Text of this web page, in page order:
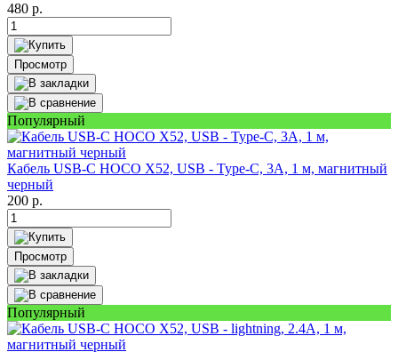
480 р.
Просмотр
Популярный
Кабель USB-C HOCO X52, USB - Type-C, 3A, 1 м, магнитный
черный
200 р.
Просмотр
Популярный